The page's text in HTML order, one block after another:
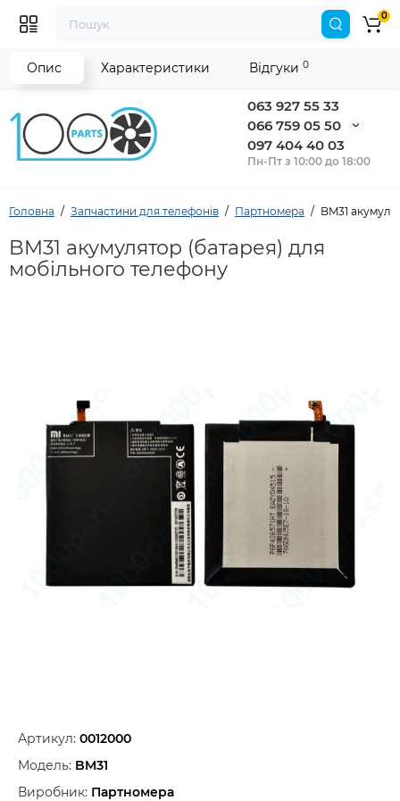
063 927 55 33
066 759 05 50
097 404 40 03
Пн-Пт з 10:00 до 18:00
0
Головна Запчастини для телефонів Партномера BM31
BM31 акумулятор (батарея) для
мобільного телефону
Артикул: 0012000
Модель: BM31
Виробник: Партномера
Опис Характеристики Відгуки 0